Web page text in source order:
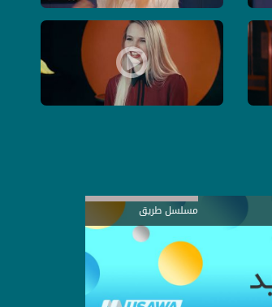
احساسك مش ب ايدك - برنامج #USB - حلقة 14-2-2017 - قناة مساواة الفضائية
مسلسل طريق